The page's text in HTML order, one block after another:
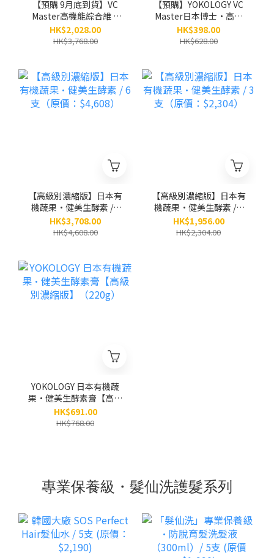
【預購 9月底到貨】VC
Master高機能綜合維 C
速攻補充品 / 6盒（原
價：$3,768）
HK$2,028.00
HK$3,768.00
【預購】YOKOLOGY VC
Master日本博士•高機
能綜合維C速攻補充品
（夥粒粉末狀 2.5g x 30
HK$398.00
HK$628.00
【高級別濃縮版】日本有
機蔬果•健美生酵素 / 6
支（原價：$4,608）
HK$3,708.00
HK$4,608.00
【高級別濃縮版】日本有
機蔬果•健美生酵素 / 3
支（原價：$2,304）
HK$1,956.00
HK$2,304.00
YOKOLOGY 日本有機蔬
果•健美生酵素膏【高級
別濃縮版】（220g）
HK$691.00
HK$768.00
專業保養級・髮仙洗護髮系列